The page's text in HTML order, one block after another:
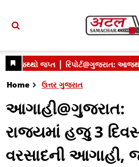
Home ઉત્તર ગુજરાત
આગાહી@ગુજરાત:
રાજ્યમાં હજુ 3
વરસાદની આગાહી,